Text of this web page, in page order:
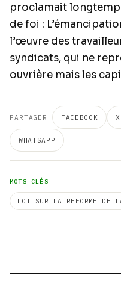
proclamait
de foi :
l’œuvre des
syndicats, qui ne
ouvrière mais les
PARTAGER FACEBOOK
WHATSAPP
MOTS-CLÉS
LOI SUR LA REFORME DE